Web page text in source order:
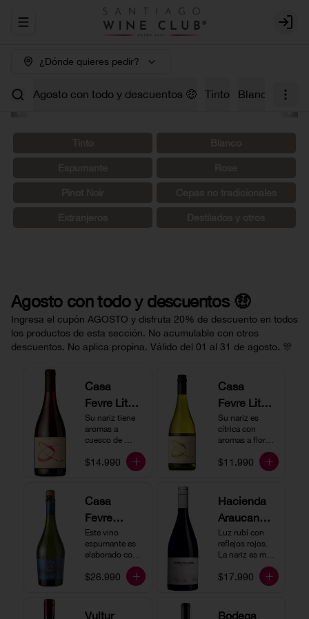
Abrir menu de navegación Login
¿Dónde quieres pedir?
Agosto con todo y descuentos 🤑 Tinto Blanco
Agosto con todo y descuentos 🤑
Ingresa el cupón AGOSTO y disfruta 20% de descuento en todos
los productos de esta sección. No acumulable con otros
descuentos. No aplica propina. Válido del 01 al 31 de agosto. 🎊
Casa
Fevre Little
Quino
Pinot Noir
Su nariz tiene
aromas a
cuesco de
frambuesa. En
boca tiene una
es un vino muy
vertical. Ideal
para beberlo
más frío como
acompañado de
$14.990
Casa
Fevre Little
Quino
Sauvignon
Su nariz es
cítrica con
aromas a flores
blancas y lima.
En boca tiene
vertical y de
persistencia
media. Ideal
para acompañar
con ostras.
$11.990
Casa
Fevre
Quino
Espumant
Este vino
espumante es
elaborado con
tradicional y se
produce a partir
Chardonnay y
$26.990
Hacienda
Araucano-
Lurton
Humo
Gran
Luz rubí con
reflejos rojos.
La nariz es muy
expresiva con
notas de fresa y
rico y redondo
$17.990
Vultur
Bodega